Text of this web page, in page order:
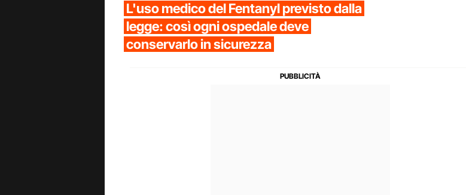
L'uso medico del Fentanyl previsto dalla
legge: così ogni ospedale deve
conservarlo in sicurezza